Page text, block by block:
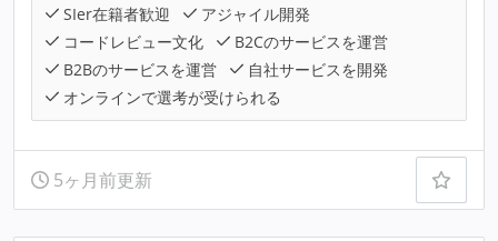
SIer在籍者歓迎
アジャイル開発
コードレビュー文化
B2Cのサービスを運営
B2Bのサービスを運営
自社サービスを開発
オンラインで選考が受けられる
5ヶ月前更新